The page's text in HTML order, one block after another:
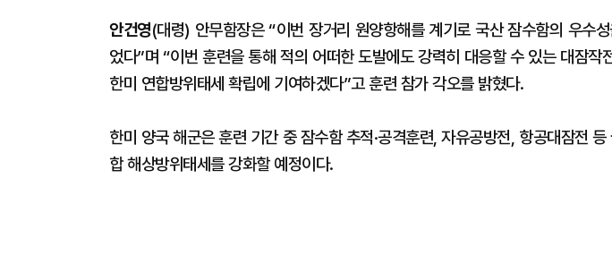
안건영(대령) 안무함장은 “이번 장거리 원양항해를 계기로 국산 잠수함의 우수
었다”며 “이번 훈련을 통해 적의 어떠한 도발에도 강력히 대응할 수 있는 대잠작
한미 연합방위태세 확립에 기여하겠다”고 훈련 참가 각오를 밝혔다.
한미 양국 해군은 훈련 기간 중 잠수함 추적·공격훈련, 자유공방전, 항공대잠전
합 해상방위태세를 강화할 예정이다.